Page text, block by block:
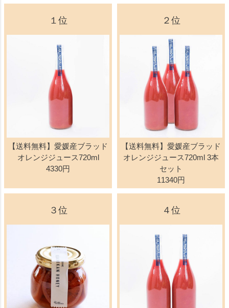
１位
【送料無料】愛媛産ブラッド
オレンジジュース720ml
4330円
２位
【送料無料】愛媛産ブラッド
オレンジジュース720ml 3本
セット
11340円
３位 ４位